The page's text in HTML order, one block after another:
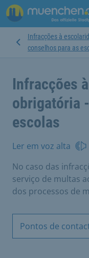
Infracções à
conselhos para as
Infracções
obrigatória
escolas
Ler em voz alta
No caso das
serviço de multas
dos processos de
Pontos de